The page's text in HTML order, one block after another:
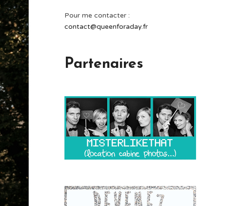
Pour me contacter :
contact@queenforaday.fr
Partenaires